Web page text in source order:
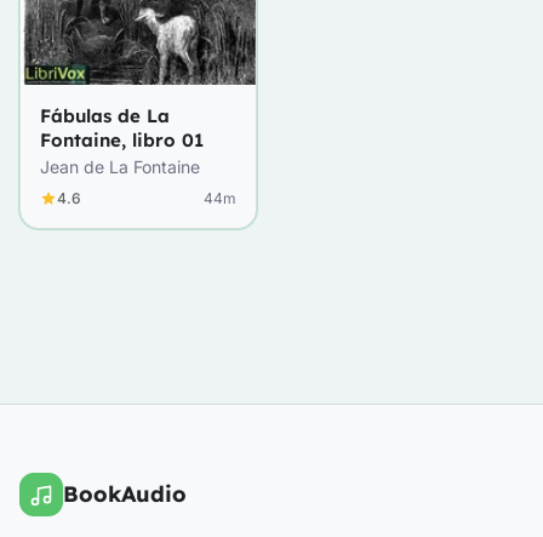
Fábulas de La
Fontaine, libro 01
Jean de La Fontaine
4.6 44m
BookAudio